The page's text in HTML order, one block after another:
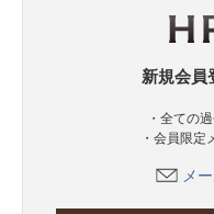
新規会員
・全ての
・会員限
メ